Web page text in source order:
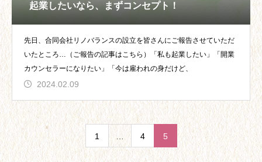
起業したいなら、まずコンセプト！
先日、合同会社リノバランスの設立を皆さんにご報告させていただ
いたところ…（ご報告の記事はこちら）「私も起業したい」「開業
カウンセラーになりたい」「今は雇われの身だけど、
2024.02.09
1 4 5